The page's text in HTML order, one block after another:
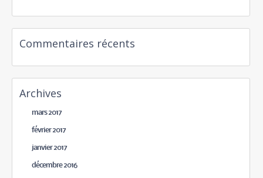
Commentaires récents
Archives
mars 2017
février 2017
janvier 2017
décembre 2016